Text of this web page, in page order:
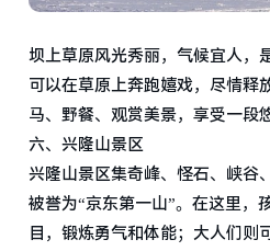
坝上草原风光秀丽，气候宜人，
可以在草原上奔跑嬉戏，尽情释
马、野餐、观赏美景，享受一段
六、兴隆山景区
兴隆山景区集奇峰、怪石、峡谷
被誉为“京东第一山”。在这里，
目，锻炼勇气和体能；大人们则